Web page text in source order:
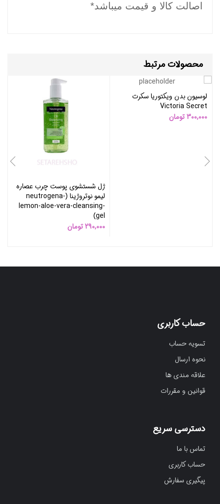
اصالت کالا و قیمت میباشد*
محصولات مرتبط
لوسیون بدن ویکتوریا سکرت
Victoria Secret
300,000تومان
ژل شستشوی پوست چرب عصاره
لیمو نوتروژینا (neutrogena-
lemon-aloe-vera-cleansing-
gel)
290,000تومان
حساب کاربری
تسویه حساب
نحوه ارسال
علاقه مندی ها
قوانین و مقررات
دسترسی سریع
تماس با ما
حساب کاربری
پیگیری سفارش